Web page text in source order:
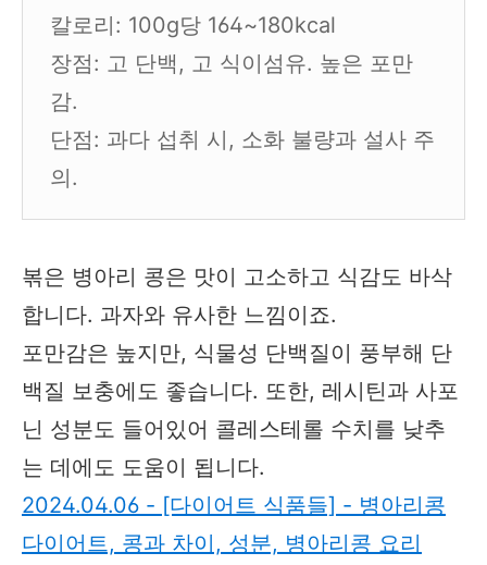
칼로리: 100g당 164~180kcal
장점: 고 단백, 고 식이섬유. 높은 포만
감.
단점: 과다 섭취 시, 소화 불량과 설사 주
의.
볶은 병아리 콩은 맛이 고소하고 식감도 바삭
합니다. 과자와 유사한 느낌이죠.
포만감은 높지만, 식물성 단백질이 풍부해 단
백질 보충에도 좋습니다. 또한, 레시틴과 사포
닌 성분도 들어있어 콜레스테롤 수치를 낮추
는 데에도 도움이 됩니다.
2024.04.06 - [다이어트 식품들] - 병아리콩
다이어트, 콩과 차이, 성분, 병아리콩 요리